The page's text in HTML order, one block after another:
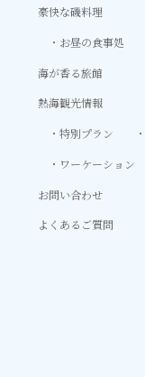
豪快な磯料理
お昼の食事処
海が香る旅館
熱海観光情報
特別プラン
ワーケーション
お問い合わせ
よくあるご質問